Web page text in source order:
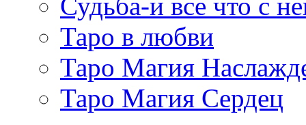
Таро в любви
Таро Магия
Таро Магия Сердец